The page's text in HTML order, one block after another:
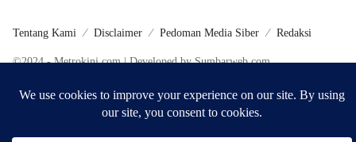
Tentang Kami Disclaimer Pedoman Media Siber Redaksi
©2024 - Metrokini.com | Developed by Sumbarweb.com